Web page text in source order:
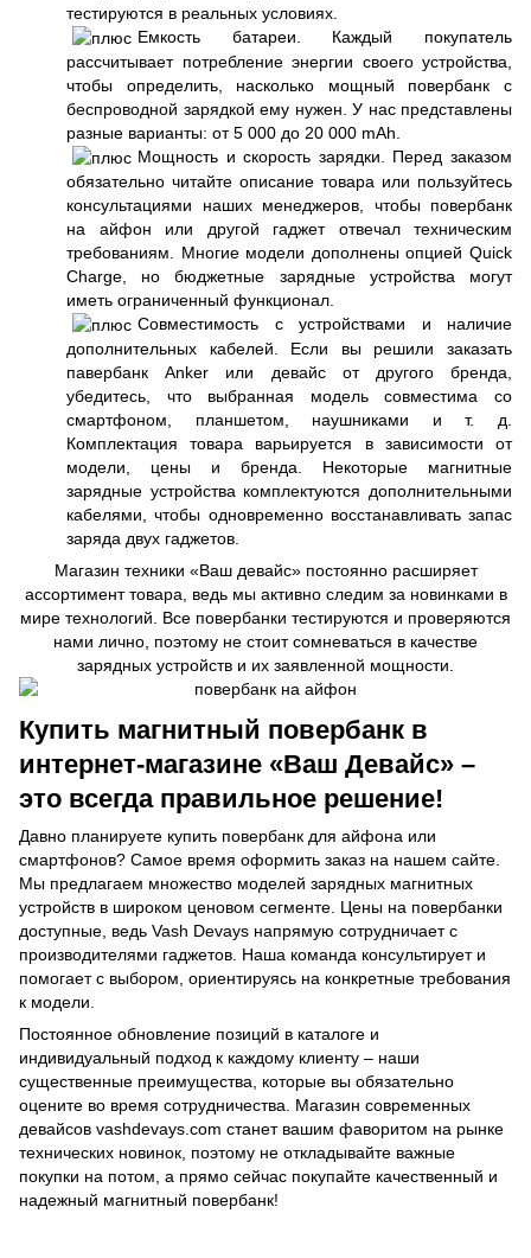
тестируются в реальных условиях.
Емкость батареи. Каждый покупатель
рассчитывает потребление энергии своего устройства,
чтобы определить, насколько мощный повербанк с
беспроводной зарядкой ему нужен. У нас представлены
разные варианты: от 5 000 до 20 000 mAh.
Мощность и скорость зарядки. Перед заказом
обязательно читайте описание товара или пользуйтесь
консультациями наших менеджеров, чтобы повербанк
на айфон или другой гаджет отвечал техническим
требованиям. Многие модели дополнены опцией Quick
Charge, но бюджетные зарядные устройства могут
иметь ограниченный функционал.
Совместимость с устройствами и наличие
дополнительных кабелей. Если вы решили заказать
павербанк Anker или девайс от другого бренда,
убедитесь, что выбранная модель совместима со
смартфоном, планшетом, наушниками и т. д.
Комплектация товара варьируется в зависимости от
модели, цены и бренда. Некоторые магнитные
зарядные устройства комплектуются дополнительными
кабелями, чтобы одновременно восстанавливать запас
заряда двух гаджетов.
Магазин техники «Ваш девайс» постоянно расширяет
ассортимент товара, ведь мы активно следим за новинками в
мире технологий. Все повербанки тестируются и проверяются
нами лично, поэтому не стоит сомневаться в качестве
зарядных устройств и их заявленной мощности.
Купить магнитный повербанк в
интернет-магазине «Ваш Девайс» –
это всегда правильное решение!
Давно планируете купить повербанк для айфона или
смартфонов? Самое время оформить заказ на нашем сайте.
Мы предлагаем множество моделей зарядных магнитных
устройств в широком ценовом сегменте. Цены на повербанки
доступные, ведь Vash Devays напрямую сотрудничает с
производителями гаджетов. Наша команда консультирует и
помогает с выбором, ориентируясь на конкретные требования
к модели.
Постоянное обновление позиций в каталоге и
индивидуальный подход к каждому клиенту – наши
существенные преимущества, которые вы обязательно
оцените во время сотрудничества. Магазин современных
девайсов vashdevays.com станет вашим фаворитом на рынке
технических новинок, поэтому не откладывайте важные
покупки на потом, а прямо сейчас покупайте качественный и
надежный магнитный повербанк!